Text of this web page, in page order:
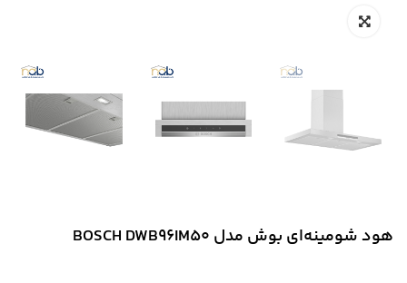
هود شومینه‌ای بوش مدل BOSCH DWB96IM50